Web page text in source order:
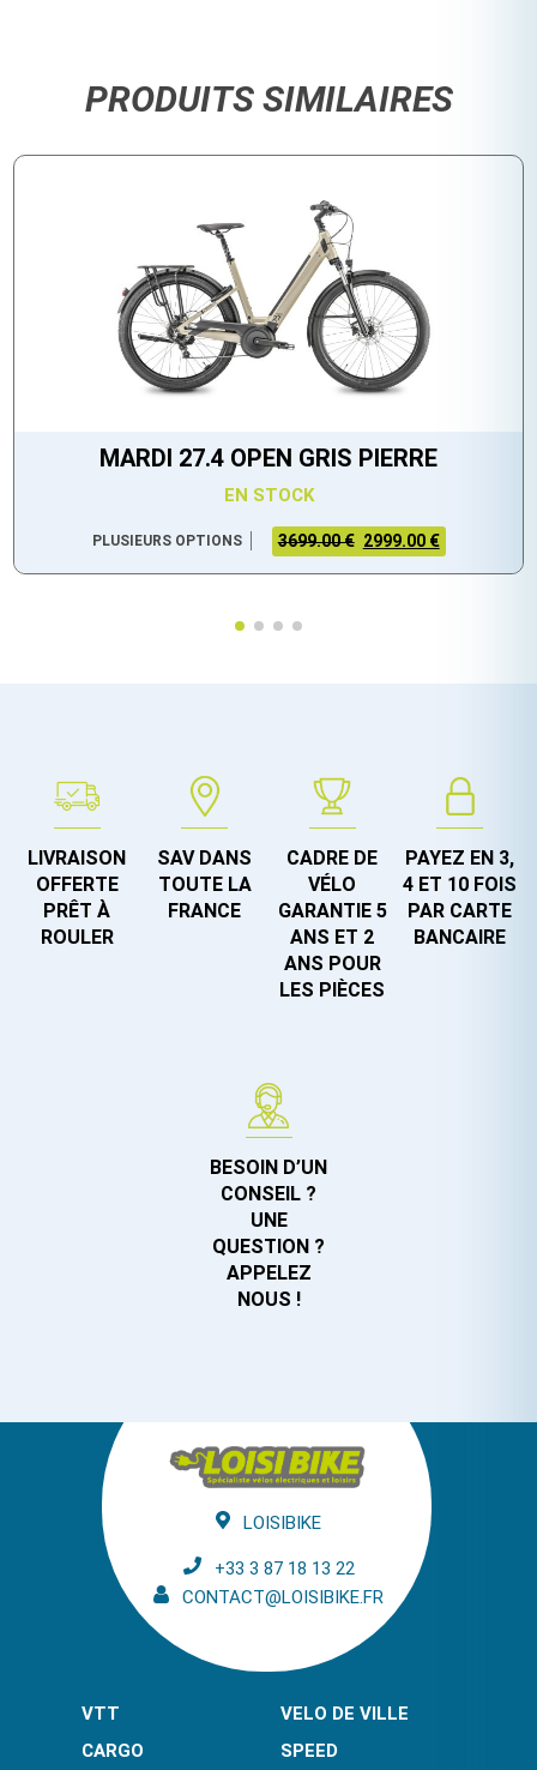
PRODUITS SIMILAIRES
MARDI 27.4 OPEN GRIS PIERRE
EN STOCK
PLUSIEURS OPTIONS 3699.00 € 2999.00 €
LIVRAISON
OFFERTE
PRÊT À
ROULER
SAV DANS
TOUTE LA
FRANCE
CADRE DE
VÉLO
GARANTIE 5
ANS ET 2
ANS POUR
LES PIÈCES
PAYEZ EN 3,
4 ET 10 FOIS
PAR CARTE
BANCAIRE
BESOIN D’UN
CONSEIL ?
UNE
QUESTION ?
APPELEZ
NOUS !
LOISIBIKE
+33 3 87 18 13 22
CONTACT@LOISIBIKE.FR
VTT
VELO DE VILLE
CARGO
SPEED